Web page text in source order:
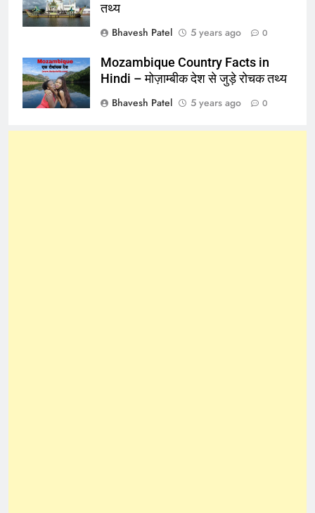
तथ्य
Bhavesh Patel
5 years ago 0
Mozambique Country Facts in
Hindi – मोज़ाम्बीक देश से जुड़े रोचक तथ्य
Bhavesh Patel
5 years ago 0